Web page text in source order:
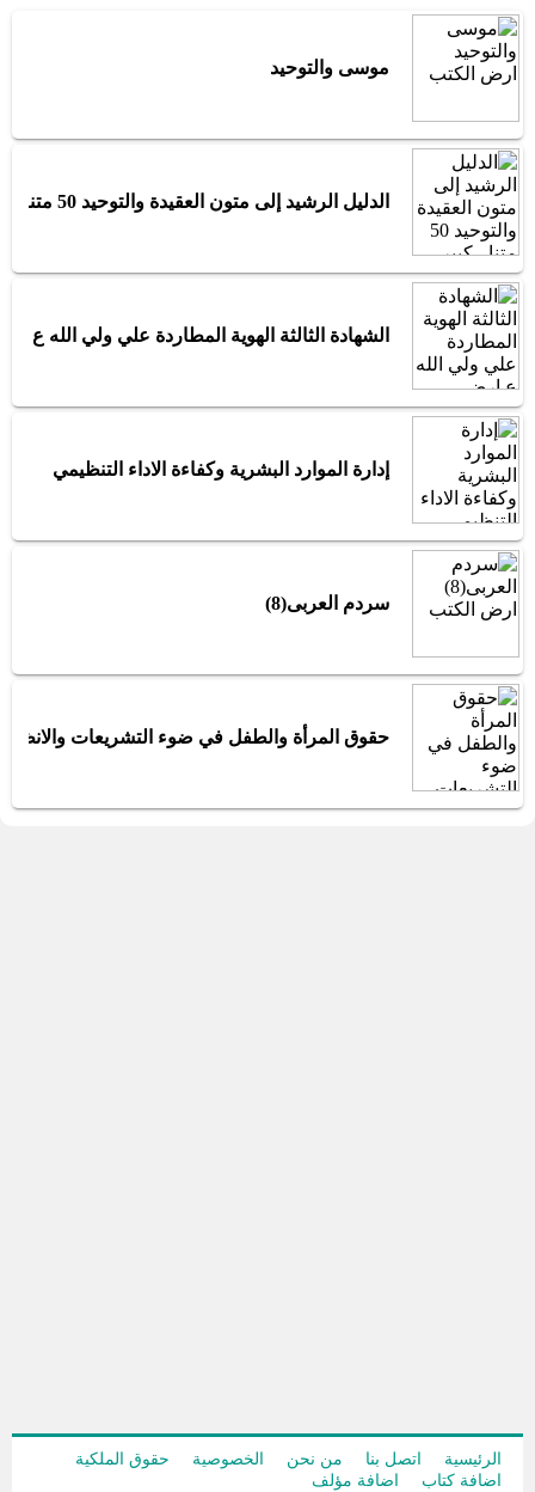
موسى والتوحيد
الدليل الرشيد إلى متون العقيدة والتوحيد 50 متنا - كبير
الشهادة الثالثة الهوية المطاردة علي ولي الله ع
إدارة الموارد البشرية وكفاءة الاداء التنظيمي
سردم العربى(8)
حقوق المرأة والطفل في ضوء التشريعات والانظمة
الرئيسية اتصل بنا من نحن الخصوصية
حقوق الملكية
اضافة كتاب
اضافة مؤلف